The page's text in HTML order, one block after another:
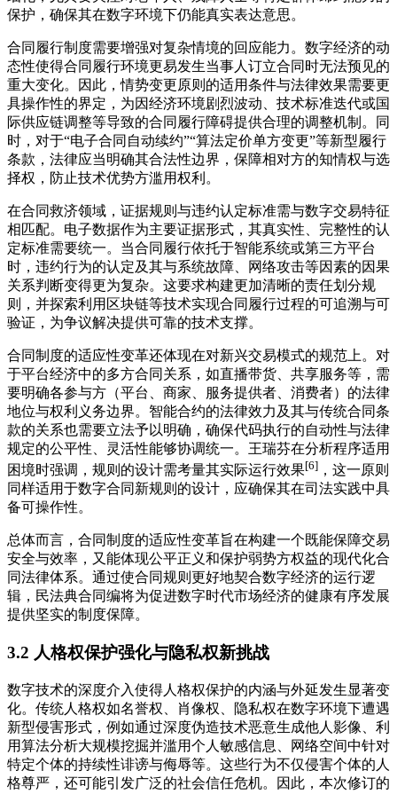
保护，确保其在数字环境下仍能真实表达意思。
合同履行制度需要增强对复杂情境的回应能力。数字经济的动
态性使得合同履行环境更易发生当事人订立合同时无法预见的
重大变化。因此，情势变更原则的适用条件与法律效果需要更
具操作性的界定，为因经济环境剧烈波动、技术标准迭代或国
际供应链调整等导致的合同履行障碍提供合理的调整机制。同
时，对于“电子合同自动续约”“算法定价单方变更”等新型履行
条款，法律应当明确其合法性边界，保障相对方的知情权与选
择权，防止技术优势方滥用权利。
在合同救济领域，证据规则与违约认定标准需与数字交易特征
相匹配。电子数据作为主要证据形式，其真实性、完整性的认
定标准需要统一。当合同履行依托于智能系统或第三方平台
时，违约行为的认定及其与系统故障、网络攻击等因素的因果
关系判断变得更为复杂。这要求构建更加清晰的责任划分规
则，并探索利用区块链等技术实现合同履行过程的可追溯与可
验证，为争议解决提供可靠的技术支撑。
合同制度的适应性变革还体现在对新兴交易模式的规范上。对
于平台经济中的多方合同关系，如直播带货、共享服务等，需
要明确各参与方（平台、商家、服务提供者、消费者）的法律
地位与权利义务边界。智能合约的法律效力及其与传统合同条
款的关系也需要立法予以明确，确保代码执行的自动性与法律
规定的公平性、灵活性能够协调统一。王瑞芬在分析程序适用
困境时强调，规则的设计需考量其实际运行效果[6] ，这一原则
同样适用于数字合同新规则的设计，应确保其在司法实践中具
备可操作性。
总体而言，合同制度的适应性变革旨在构建一个既能保障交易
安全与效率，又能体现公平正义和保护弱势方权益的现代化合
同法律体系。通过使合同规则更好地契合数字经济的运行逻
辑，民法典合同编将为促进数字时代市场经济的健康有序发展
提供坚实的制度保障。
3.2 人格权保护强化与隐私权新挑战
数字技术的深度介入使得人格权保护的内涵与外延发生显著变
化。传统人格权如名誉权、肖像权、隐私权在数字环境下遭遇
新型侵害形式，例如通过深度伪造技术恶意生成他人影像、利
用算法分析大规模挖掘并滥用个人敏感信息、网络空间中针对
特定个体的持续性诽谤与侮辱等。这些行为不仅侵害个体的人
格尊严，还可能引发广泛的社会信任危机。因此，本次修订的